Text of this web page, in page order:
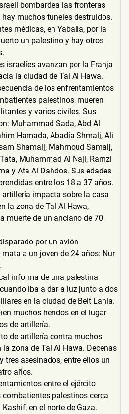
bombardea las fronteras
hay muchos túneles destruidos.
médicas, en Yabalia, por la
un palestino y hay otros
israelíes avanzan por la Franja
la ciudad de Tal Al Hawa.
de los enfrentamientos
palestinos, mueren
y varios civiles. Sus
Muhammad Sada, Abd Al
Hamada, Abadía Shmalj, Ali
Shamalj, Mahmoud Samalj,
Muhammad Al Naji, Ramzi
y Ata Al Dahdos. Sus edades
entre los 18 a 37 años.
artillería impacta sobre la casa
la zona de Tal Al Hawa,
muerte de un anciano de 70
por un avión
a un joven de 24 años: Nur
informa de una palestina
iba a dar a luz junto a dos
en la ciudad de Beit Lahia.
muchos heridos en el lugar
de artillería.
de artillería contra muchos
la zona de Tal Al Hawa. Decenas
tres asesinados, entre ellos un
años.
entre el ejército
combatientes palestinos cerca
Kashif, en el norte de Gaza.